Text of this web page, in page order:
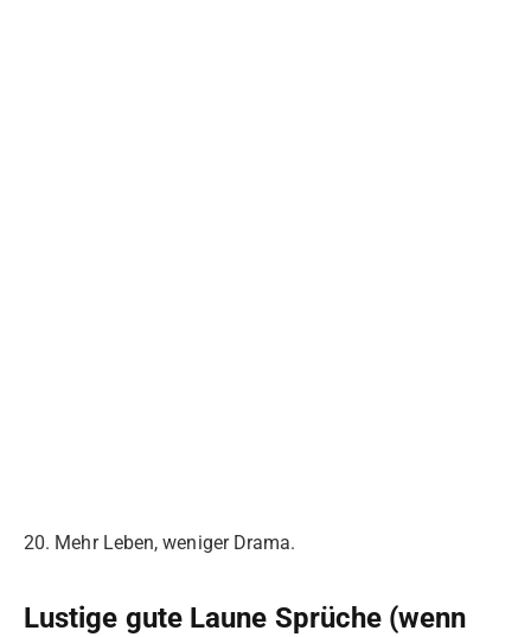
20. Mehr Leben, weniger Drama.
Lustige gute Laune Sprüche (wenn